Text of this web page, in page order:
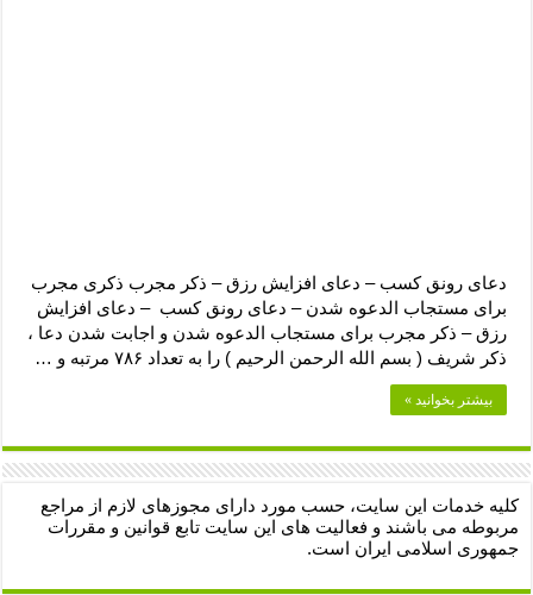
دعای رونق کسب – دعای افزایش رزق – ذکر مجرب ذکری مجرب
برای مستجاب الدعوه شدن – دعای رونق کسب – دعای افزایش
رزق – ذکر مجرب برای مستجاب الدعوه شدن و اجابت شدن دعا ،
ذکر شریف ( بسم الله الرحمن الرحیم ) را به تعداد ۷۸۶ مرتبه و …
بیشتر بخوانید »
کلیه خدمات این سایت، حسب مورد دارای مجوزهای لازم از مراجع
مربوطه می باشند و فعالیت های این سایت تابع قوانین و مقررات
جمهوری اسلامی ایران است.